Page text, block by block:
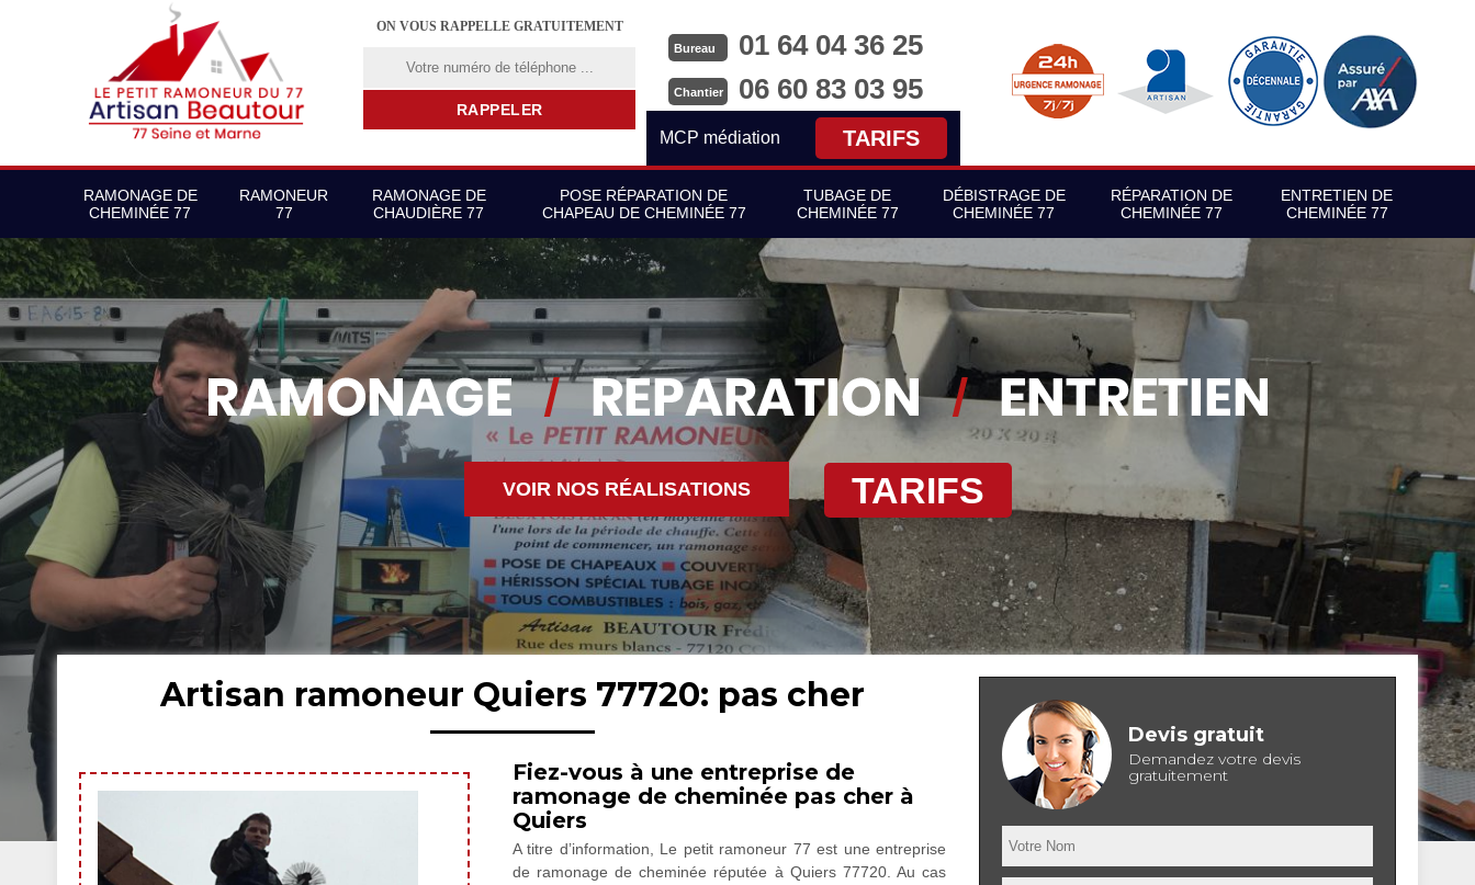
ON VOUS RAPPELLE GRATUITEMENT
Bureau 01 64 04 36 25
Chantier 06 60 83 03 95
MCP médiation TARIFS
RAMONAGE DE
CHEMINÉE 77
RAMONEUR
77
RAMONAGE DE
CHAUDIÈRE 77
POSE RÉPARATION DE
CHAPEAU DE CHEMINÉE 77
TUBAGE DE
CHEMINÉE 77
DÉBISTRAGE DE
CHEMINÉE 77
RÉPARATION DE
CHEMINÉE 77
ENTRETIEN DE
CHEMINÉE 77
VOIR NOS RÉALISATIONS TARIFS
Artisan ramoneur Quiers 77720: pas cher
Fiez-vous à une entreprise de
ramonage de cheminée pas cher à
Quiers
A titre d’information, Le petit ramoneur 77 est une entreprise
de ramonage de cheminée réputée à Quiers 77720. Au cas
Devis gratuit
Demandez votre devis
gratuitement